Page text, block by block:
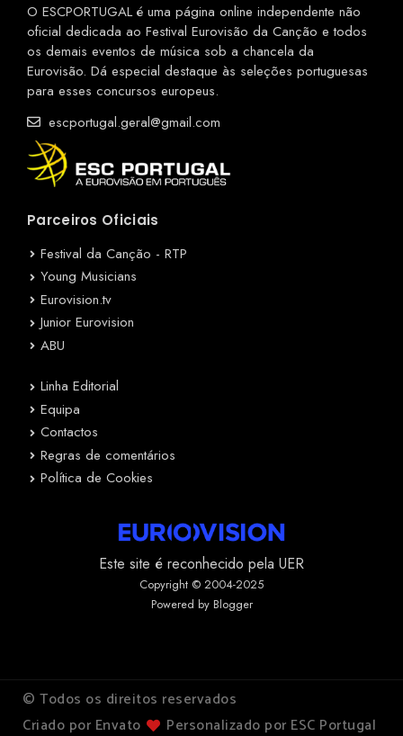
O ESCPORTUGAL é uma página online independente não
oficial dedicada ao Festival Eurovisão da Canção e todos
os demais eventos de música sob a chancela da
Eurovisão. Dá especial destaque às seleções portuguesas
para esses concursos europeus.
escportugal.geral@gmail.com
Parceiros Oficiais
Festival da Canção - RTP
Young Musicians
Eurovision.tv
Junior Eurovision
ABU
Linha Editorial
Equipa
Contactos
Regras de comentários
Política de Cookies
Este site é reconhecido pela UER
Copyright © 2004-2025
Powered by Blogger
© Todos os direitos reservados
Criado por Envato
Personalizado por ESC Portugal